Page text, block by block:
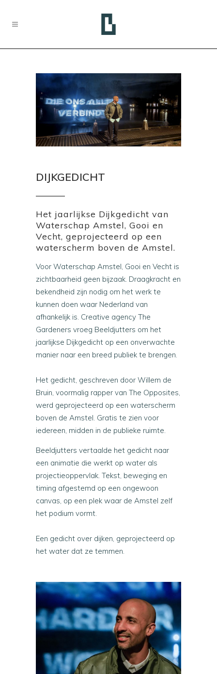
DIJKGEDICHT
Het jaarlijkse Dijkgedicht van
Waterschap Amstel, Gooi en
Vecht, geprojecteerd op een
waterscherm boven de Amstel.
Voor Waterschap Amstel, Gooi en Vecht is
zichtbaarheid geen bijzaak. Draagkracht en
bekendheid zijn nodig om het werk te
kunnen doen waar Nederland van
afhankelijk is. Creative agency The
Gardeners vroeg Beeldjutters om het
jaarlijkse Dijkgedicht op een onverwachte
manier naar een breed publiek te brengen.
Het gedicht, geschreven door Willem de
Bruin, voormalig rapper van The Opposites,
werd geprojecteerd op een waterscherm
boven de Amstel. Gratis te zien voor
iedereen, midden in de publieke ruimte.
Beeldjutters vertaalde het gedicht naar
een animatie die werkt op water als
projectieoppervlak. Tekst, beweging en
timing afgestemd op een ongewoon
canvas, op een plek waar de Amstel zelf
het podium vormt.
Een gedicht over dijken, geprojecteerd op
het water dat ze temmen.